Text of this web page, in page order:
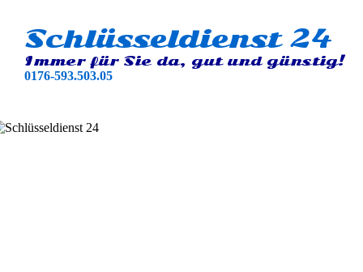
Schlüsseldienst 24
Immer für Sie da, gut und günstig!
0176-593.503.05